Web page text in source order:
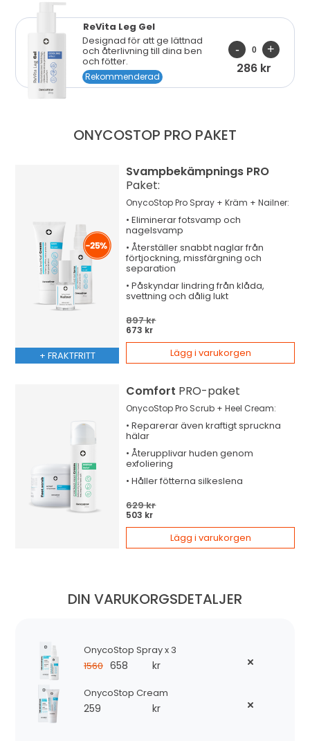
ReVita Leg Gel
Designad för att ge lättnad
och återlivning till dina ben
och fötter.
Rekommenderad
286 kr
ONYCOSTOP PRO PAKET
+ FRAKTFRITT
Svampbekämpnings PRO
Paket:
OnycoStop Pro Spray + Kräm + Nailner:
•Eliminerarfotsvamp och
nagelsvamp
•Återställersnabbt naglar från
förtjockning, missfärgning och
separation
•Påskyndarlindring från klåda,
svettning och dålig lukt
897 kr
673 kr
Lägg i varukorgen
Comfort PRO-paket
OnycoStop Pro Scrub + Heel Cream:
•Repareraräven kraftigt spruckna
hälar
•Återupplivarhuden genom
exfoliering
•Hållerfötterna silkeslena
629 kr
503 kr
Lägg i varukorgen
DIN VARUKORGSDETALJER
OnycoStop Spray x 3
1560 658 kr
OnycoStop Cream
259 kr